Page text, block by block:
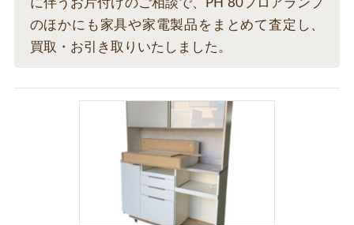
に伴うお片付けのご相談で、PH 80フロアランプ
のほかにも家具や家電製品をまとめて査定し、
買取・お引き取りいたしました。